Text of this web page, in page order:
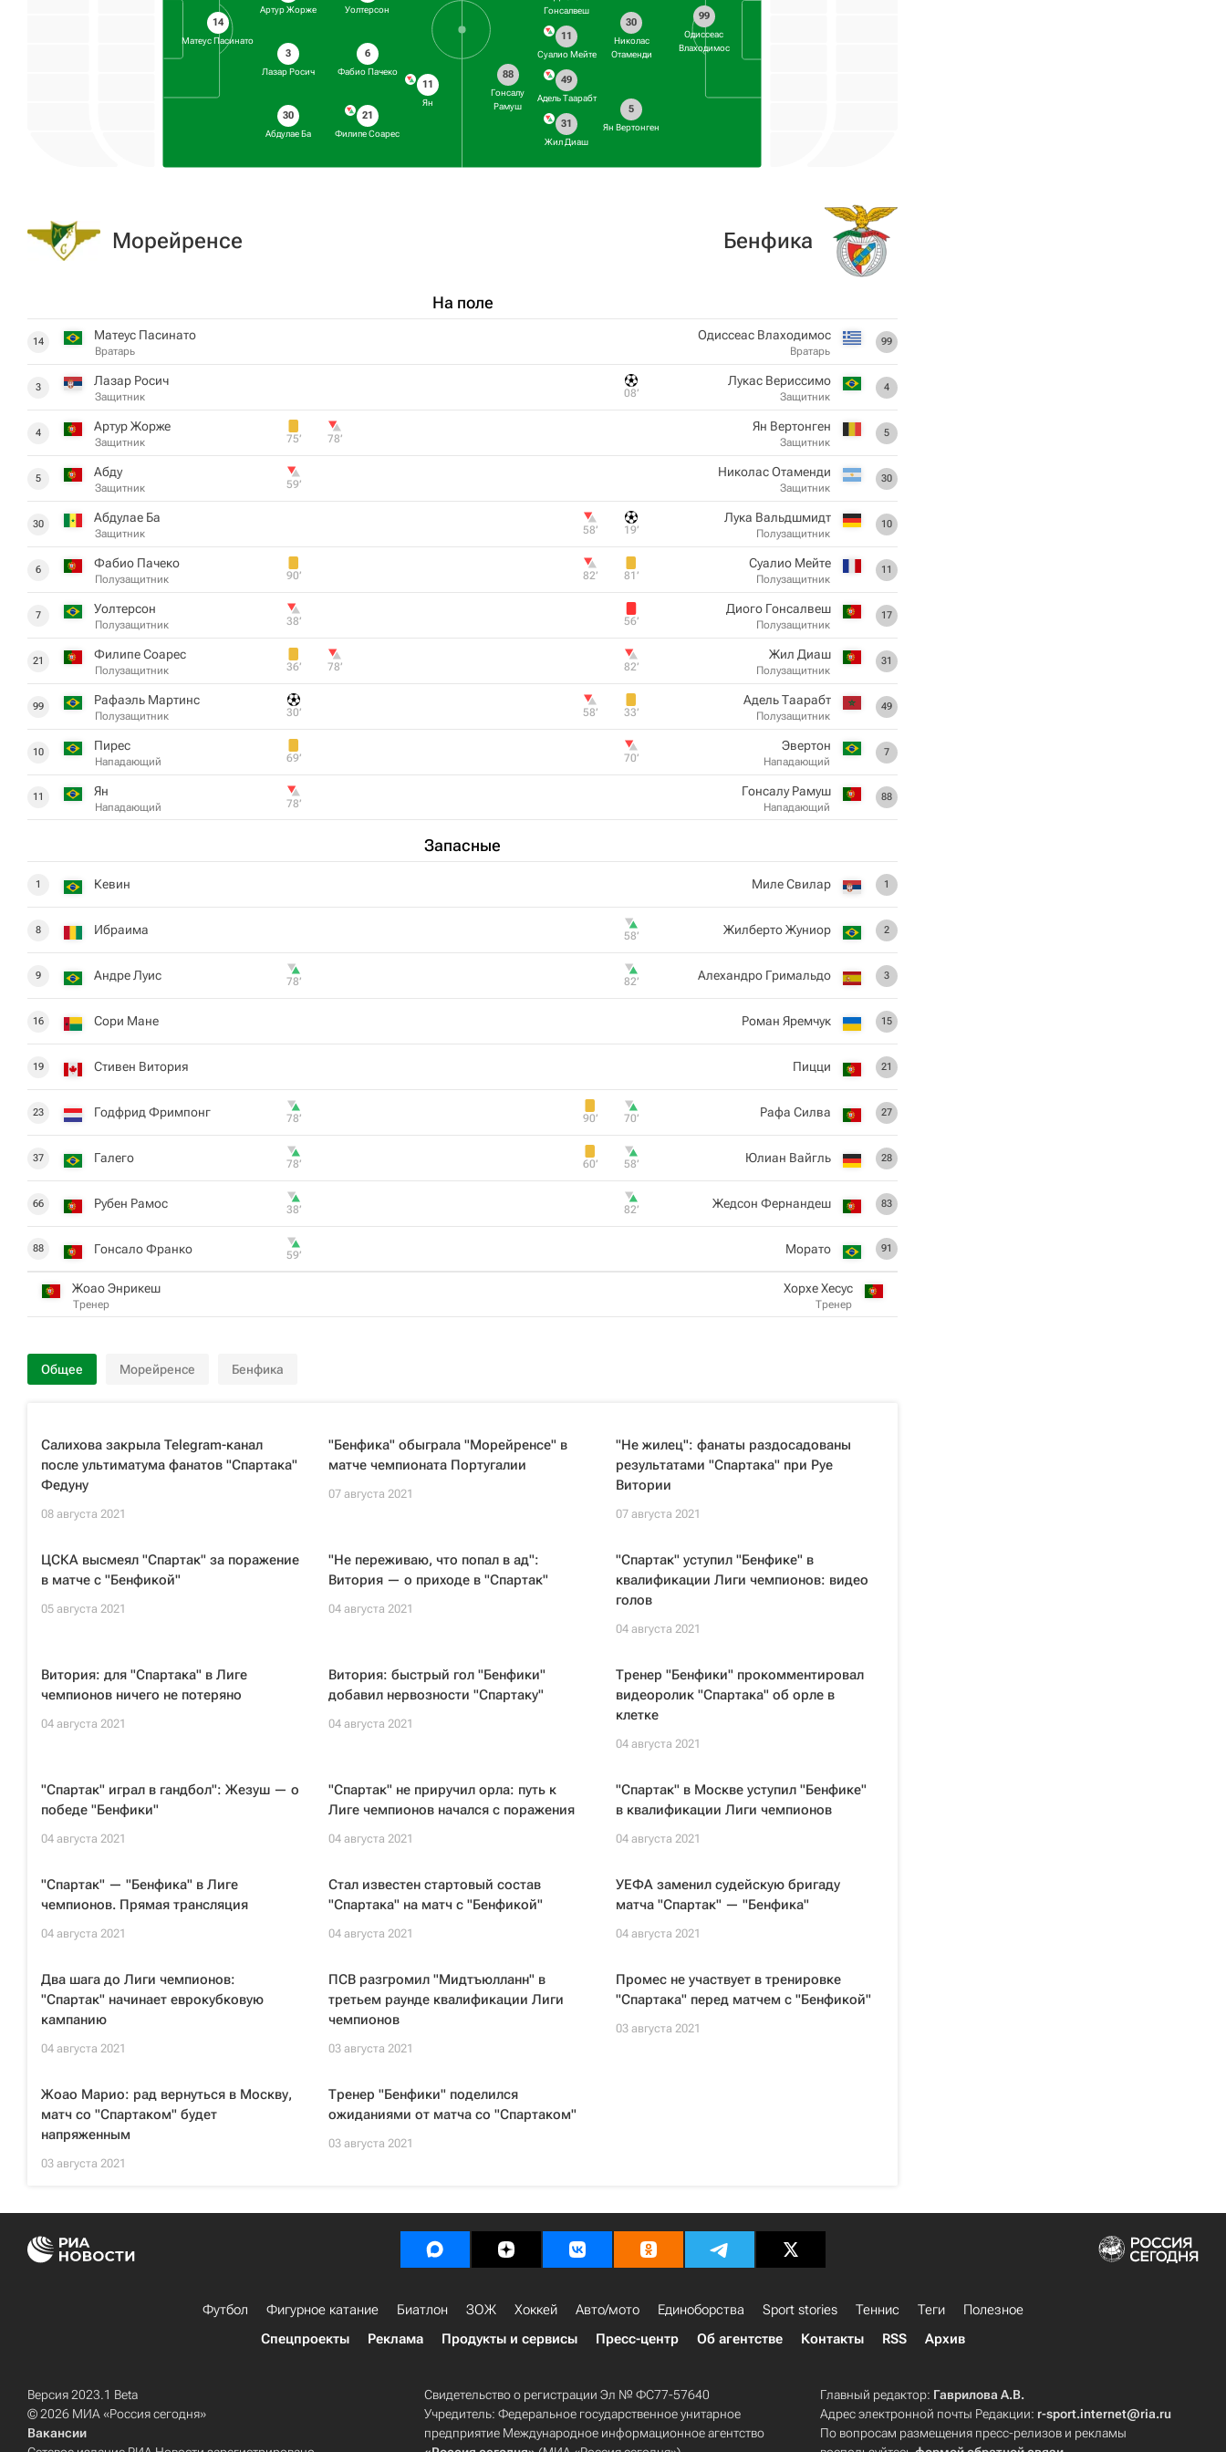
14
Матеус Пасинато
Артур Жорже
3
Лазар Росич
30
Абдулае Ба
Уолтерсон
6
Фабио Пачеко
21
Филипе Соарес
11
Ян
99
Одиссеас
Влаходимос
30
Николас
Отаменди
5
Ян Вертонген
Гонсалвеш
11
Суалио Мейте
49
Адель Таарабт
31
Жил Диаш
88
Гонсалу
Рамуш
Морейренсе
На поле
14 Матеус Пасинато
Вратарь
3 Лазар Росич
Защитник
4 Артур Жорже
Защитник 75‎’‎ 78‎’‎
5 Абду
Защитник 59‎’‎
30 Абдулае Ба
Защитник
6 Фабио Пачеко
Полузащитник 90‎’‎
7 Уолтерсон
Полузащитник 38‎’‎
21 Филипе Соарес
Полузащитник 36‎’‎ 78‎’‎
99 Рафаэль Мартинс
Полузащитник 30‎’‎
10 Пирес
Нападающий 69‎’‎
11 Ян
Нападающий 78‎’‎
Запасные
1 Кевин
8 Ибраима
9 Андре Луис 78‎’‎
16 Сори Мане
19 Стивен Витория
23 Годфрид Фримпонг 78‎’‎
37 Галего 78‎’‎
66 Рубен Рамос 38‎’‎
88 Гонсало Франко 59‎’‎
Жоао Энрикеш
Тренер
Бенфика
99
Одиссеас Влаходимос
Вратарь
4
Лукас Вериссимо
Защитник
08‎’‎
5
Ян Вертонген
Защитник
30
Николас Отаменди
Защитник
10
Лука Вальдшмидт
Полузащитник
19‎’‎
58‎’‎
11
Суалио Мейте
Полузащитник
81‎’‎
82‎’‎
17
Диого Гонсалвеш
Полузащитник
56‎’‎
31
Жил Диаш
Полузащитник
82‎’‎
49
Адель Таарабт
Полузащитник
33‎’‎
58‎’‎
7
Эвертон
Нападающий
70‎’‎
88
Гонсалу Рамуш
Нападающий
1
Миле Свилар
2
Жилберто Жуниор
58‎’‎
3
Алехандро Гримальдо
82‎’‎
15
Роман Яремчук
21
Пицци
27
Рафа Силва
70‎’‎
90‎’‎
28
Юлиан Вайгль
58‎’‎
60‎’‎
83
Жедсон Фернандеш
82‎’‎
91
Морато
Хорхе Хесус
Тренер
Общее Морейренсе Бенфика
Салихова закрыла Telegram-канал
после ультиматума фанатов "Спартака"
Федуну
08 августа 2021
"Бенфика" обыграла "Морейренсе" в
матче чемпионата Португалии
07 августа 2021
"Не жилец": фанаты раздосадованы
результатами "Спартака" при Руе
Витории
07 августа 2021
ЦСКА высмеял "Спартак" за поражение
в матче с "Бенфикой"
05 августа 2021
"Не переживаю, что попал в ад":
Витория — о приходе в "Спартак"
04 августа 2021
"Спартак" уступил "Бенфике" в
квалификации Лиги чемпионов: видео
голов
04 августа 2021
Витория: для "Спартака" в Лиге
чемпионов ничего не потеряно
04 августа 2021
Витория: быстрый гол "Бенфики"
добавил нервозности "Спартаку"
04 августа 2021
Тренер "Бенфики" прокомментировал
видеоролик "Спартака" об орле в
клетке
04 августа 2021
"Спартак" играл в гандбол": Жезуш — о
победе "Бенфики"
04 августа 2021
"Спартак" не приручил орла: путь к
Лиге чемпионов начался с поражения
04 августа 2021
"Спартак" в Москве уступил "Бенфике"
в квалификации Лиги чемпионов
04 августа 2021
"Спартак" — "Бенфика" в Лиге
чемпионов. Прямая трансляция
04 августа 2021
Стал известен стартовый состав
"Спартака" на матч с "Бенфикой"
04 августа 2021
УЕФА заменил судейскую бригаду
матча "Спартак" — "Бенфика"
04 августа 2021
Два шага до Лиги чемпионов:
"Спартак" начинает еврокубковую
кампанию
04 августа 2021
ПСВ разгромил "Мидтъюлланн" в
третьем раунде квалификации Лиги
чемпионов
03 августа 2021
Промес не участвует в тренировке
"Спартака" перед матчем с "Бенфикой"
03 августа 2021
Жоао Марио: рад вернуться в Москву,
матч со "Спартаком" будет
напряженным
03 августа 2021
Тренер "Бенфики" поделился
ожиданиями от матча со "Спартаком"
03 августа 2021
Футбол Фигурное катание Биатлон ЗОЖ Хоккей Авто/мото Единоборства Sport stories Теннис Теги
Полезное
Спецпроекты
Реклама Продукты и сервисы Пресс-центр Об агентстве Контакты RSS Архив
Версия 2023.1 Beta
© 2026 МИА «Россия сегодня»
Вакансии
Свидетельство о регистрации Эл № ФС77-57640
Учредитель: Федеральное государственное унитарное
предприятие Международное информационное агентство
Главный редактор: Гаврилова А.В.
Адрес электронной почты Редакции: r-sport.internet@ria.ru
По вопросам размещения пресс-релизов и рекламы